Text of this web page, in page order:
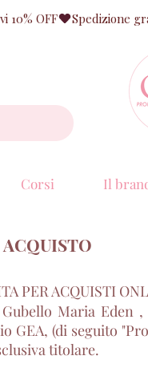
10% OFF
Corsi Il
PER ACQUISTI
Gubello Maria
GEA, (di seguito
titolare.